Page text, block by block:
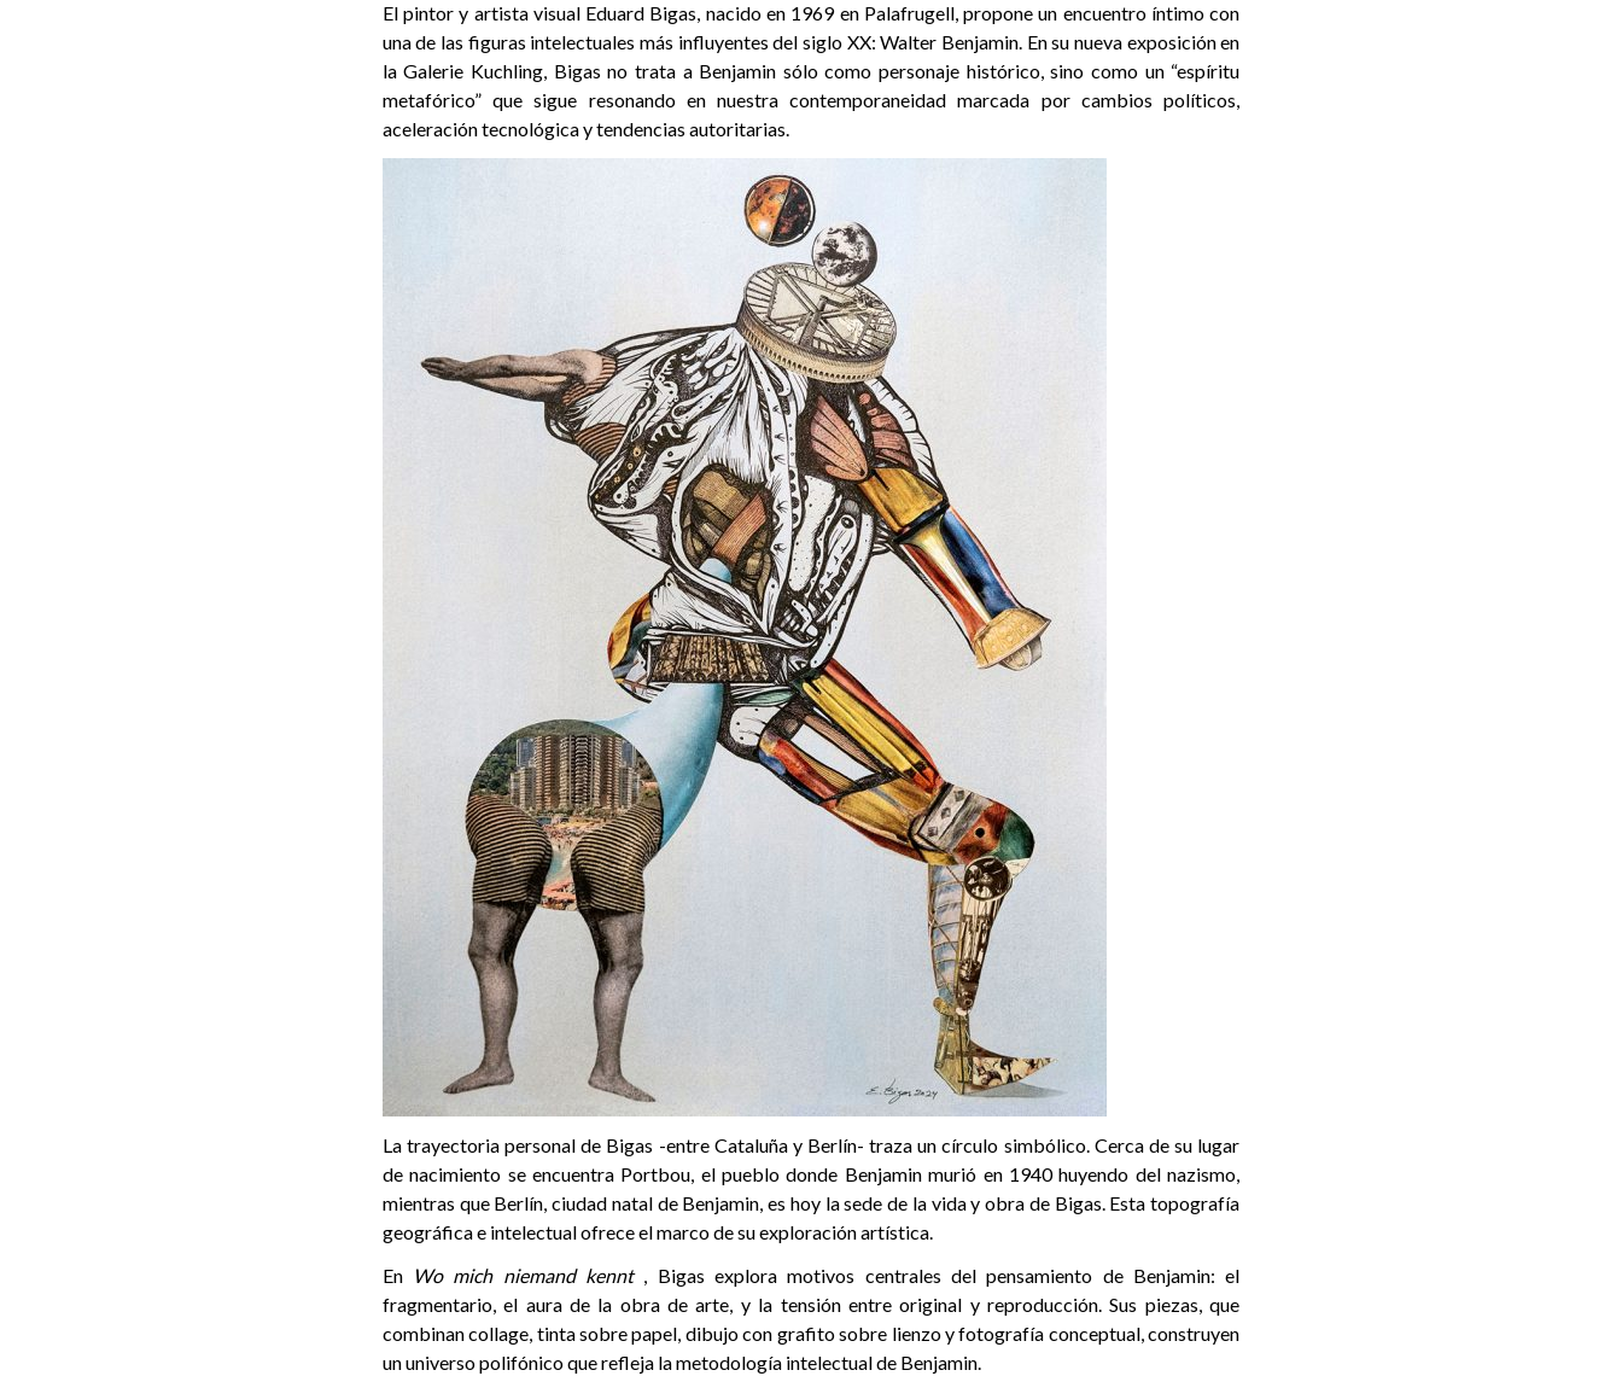
El pintor y artista visual Eduard Bigas, nacido en 1969 en Palafrugell, propone un encuentro íntimo con
una de las figuras intelectuales más influyentes del siglo XX: Walter Benjamin. En su nueva exposición en
la Galerie Kuchling, Bigas no trata a Benjamin sólo como personaje histórico, sino como un “espíritu
metafórico” que sigue resonando en nuestra contemporaneidad marcada por cambios políticos,
aceleración tecnológica y tendencias autoritarias.
La trayectoria personal de Bigas -entre Cataluña y Berlín- traza un círculo simbólico. Cerca de su lugar
de nacimiento se encuentra Portbou, el pueblo donde Benjamin murió en 1940 huyendo del nazismo,
mientras que Berlín, ciudad natal de Benjamin, es hoy la sede de la vida y obra de Bigas. Esta topografía
geográfica e intelectual ofrece el marco de su exploración artística.
En Wo mich niemand kennt, Bigas explora motivos centrales del pensamiento de Benjamin: el
fragmentario, el aura de la obra de arte, y la tensión entre original y reproducción. Sus piezas, que
combinan collage, tinta sobre papel, dibujo con grafito sobre lienzo y fotografía conceptual, construyen
un universo polifónico que refleja la metodología intelectual de Benjamin.